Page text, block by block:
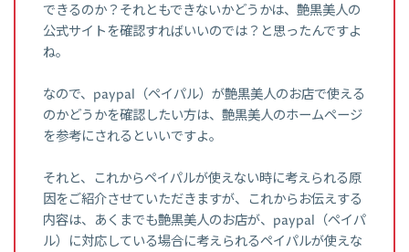
できるのか？それともできないかどうかは、艶黒美人の
公式サイトを確認すればいいのでは？と思ったんですよ
ね。
なので、paypal（ペイパル）が艶黒美人のお店で使える
のかどうかを確認したい方は、艶黒美人のホームページ
を参考にされるといいですよ。
それと、これからペイパルが使えない時に考えられる原
因をご紹介させていただきますが、これからお伝えする
内容は、あくまでも艶黒美人のお店が、paypal（ペイパ
ル）に対応している場合に考えられるペイパルが使えな